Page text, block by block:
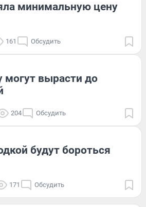
минимальную цену
161 Обсудить
могут вырасти до
204 Обсудить
будут бороться
171 Обсудить